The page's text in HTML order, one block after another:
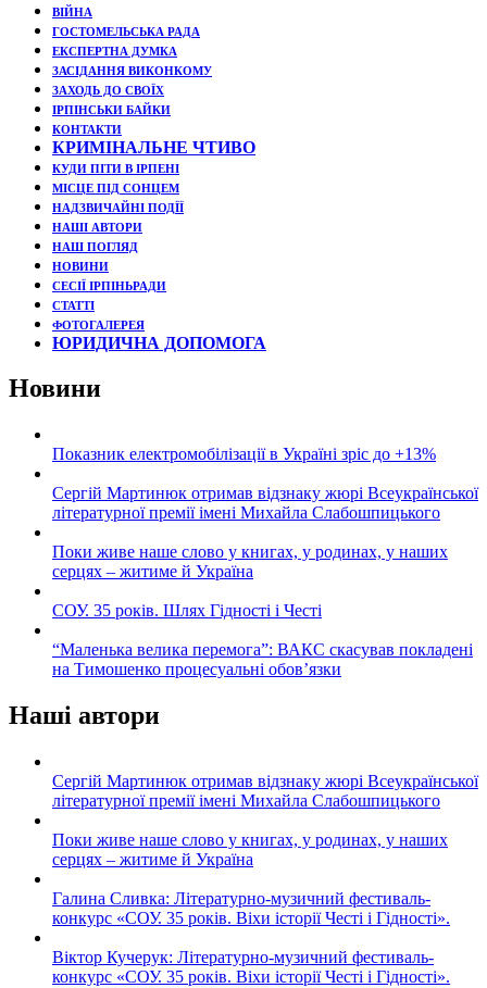
ВІЙНА
ГОСТОМЕЛЬСЬКА РАДА
ЕКСПЕРТНА ДУМКА
ЗАСІДАННЯ ВИКОНКОМУ
ЗАХОДЬ ДО СВОЇХ
ІРПІНСЬКИ БАЙКИ
КОНТАКТИ
КРИМІНАЛЬНЕ ЧТИВО
КУДИ ПІТИ В ІРПЕНІ
МІСЦЕ ПІД СОНЦЕМ
НАДЗВИЧАЙНІ ПОДЇЇ
НАШІ АВТОРИ
НАШ ПОГЛЯД
НОВИНИ
СЕСІЇ ІРПІНЬРАДИ
СТАТТІ
ФОТОГАЛЕРЕЯ
ЮРИДИЧНА ДОПОМОГА
Новини
Показник електромобілізації в Україні зріс до +13%
Сергій Мартинюк отримав відзнаку жюрі Всеукраїнської
літературної премії імені Михайла Слабошпицького
Поки живе наше слово у книгах, у родинах, у наших
серцях – житиме й Україна
СОУ. 35 років. Шлях Гідності і Честі
“Маленька велика перемога”: ВАКС скасував покладені
на Тимошенко процесуальні обов’язки
Наші автори
Сергій Мартинюк отримав відзнаку жюрі Всеукраїнської
літературної премії імені Михайла Слабошпицького
Поки живе наше слово у книгах, у родинах, у наших
серцях – житиме й Україна
Галина Сливка: Літературно-музичний фестиваль-
конкурс «СОУ. 35 років. Віхи історії Честі і Гідності».
Віктор Кучерук: Літературно-музичний фестиваль-
конкурс «СОУ. 35 років. Віхи історії Честі і Гідності».